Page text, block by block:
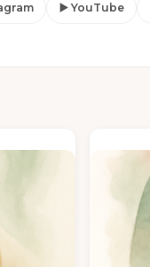
▶️ YouTube